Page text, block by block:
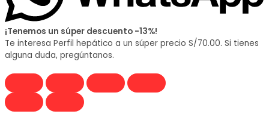
¡Tenemos un súper descuento -13%!
Te interesa Perfil hepático a un súper precio S/70.00. Si tienes
alguna duda, pregúntanos.